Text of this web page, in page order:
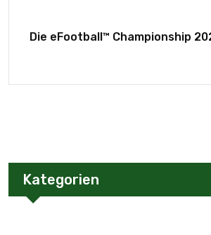
Die eFootball™ Championship
Kategorien